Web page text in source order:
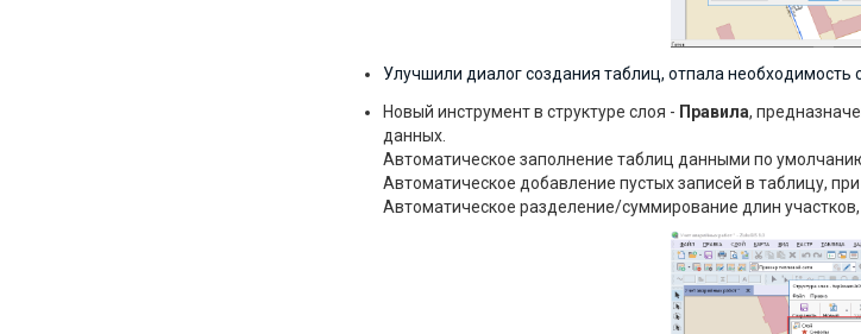
Улучшили диалог создания таблиц, отпала необходимость
Новый инструмент в структуре слоя - Правила,
данных.
Автоматическое заполнение таблиц данными по
Автоматическое добавление пустых записей в таблицу,
Автоматическое разделение/суммирование длин